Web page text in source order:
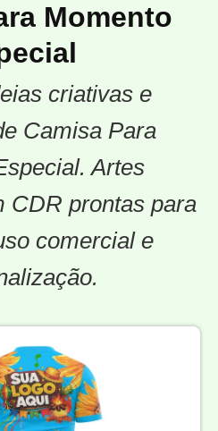
Momento
criativas e
Camisa Para
Artes
CDR prontas para
comercial e